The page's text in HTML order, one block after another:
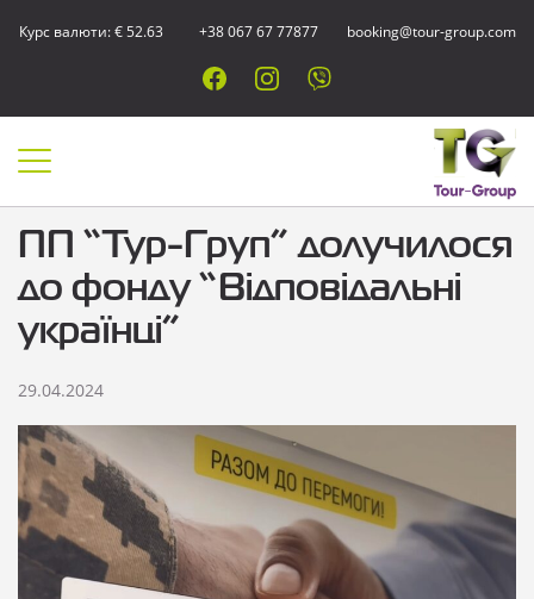
Курс валюти: € 52.63 +38 067 67 77877 booking@tour-group.com
ПП “Тур-Груп” долучилося
до фонду “Відповідальні
українці”
29.04.2024